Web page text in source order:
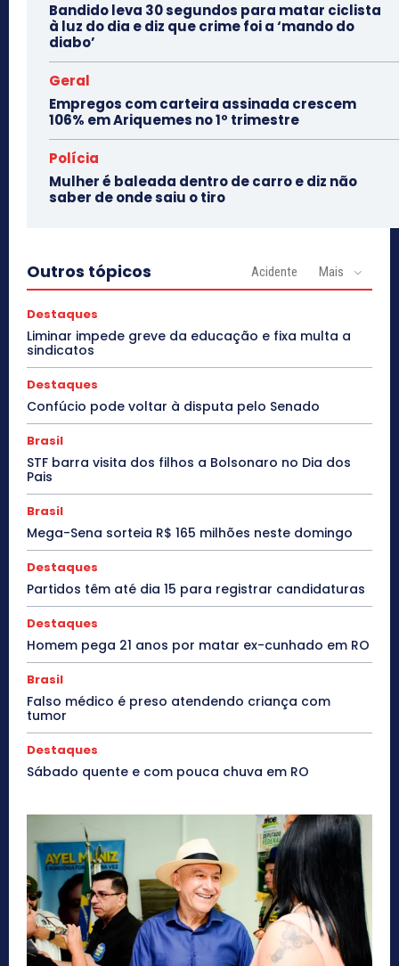
Bandido leva 30 segundos para matar ciclista
à luz do dia e diz que crime foi a ‘mando do
diabo’
Geral
Empregos com carteira assinada crescem
106% em Ariquemes no 1º trimestre
Polícia
Mulher é baleada dentro de carro e diz não
saber de onde saiu o tiro
Outros tópicos Acidente Mais
Destaques
Liminar impede greve da educação e fixa multa a
sindicatos
Destaques
Confúcio pode voltar à disputa pelo Senado
Brasil
STF barra visita dos filhos a Bolsonaro no Dia dos
Pais
Brasil
Mega-Sena sorteia R$ 165 milhões neste domingo
Destaques
Partidos têm até dia 15 para registrar candidaturas
Destaques
Homem pega 21 anos por matar ex-cunhado em RO
Brasil
Falso médico é preso atendendo criança com
tumor
Destaques
Sábado quente e com pouca chuva em RO